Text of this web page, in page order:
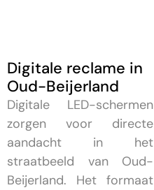
Digitale reclame in
Oud-Beijerland
Digitale LED-schermen
zorgen voor directe
aandacht in het
straatbeeld van Oud-
Beijerland. Het formaat